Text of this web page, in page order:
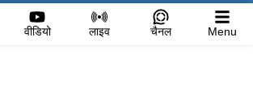
वीडियो लाइव चैनल Menu